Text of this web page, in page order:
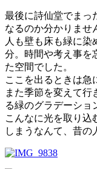
最後に詩仙堂でまっ
なるのか分かりませ
人も壁も床も緑に染
分。時間や考え事を
た空間でした。
ここを出るときは急
また季節を変えて行
る緑のグラデーショ
こんなに光を取り込
しまうなんて、昔の